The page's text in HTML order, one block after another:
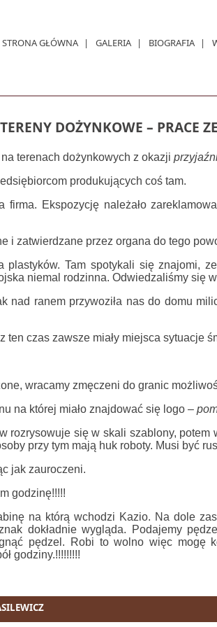
STRONA GŁÓWNA GALERIA BIOGRAFIA
TERENY DOŻYNKOWE – PRACE
terenach dożynkowych z okazji
produkujących coś tam.
firma. Ekspozycję należało
i zatwierdzane przez organa do tego
plastyków. Tam spotykali się znajomi,
niemal rodzinna. Odwiedzaliśmy się
nad ranem przywoziła nas do domu
ten czas zawsze miały miejsca sytuacje
wracamy zmęczeni do granic
na której miało znajdować się logo –
rozrysowuje się w skali szablony,
przy tym mają huk roboty. Musi być
jak zauroczeni.
godzinę!!!!!
na którą wchodzi Kazio. Na dole
dokładnie wygląda. Podajemy
pędzel. Robi to wolno więc mogę
godziny.!!!!!!!!!